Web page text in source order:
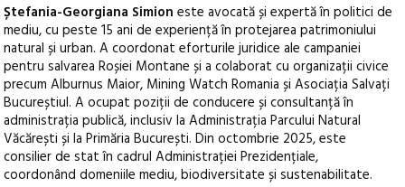
Ștefania-Georgiana Simion este avocată și expertă în politici de
mediu, cu peste 15 ani de experiență în protejarea patrimoniului
natural și urban. A coordonat eforturile juridice ale campaniei
pentru salvarea Roșiei Montane și a colaborat cu organizații civice
precum Alburnus Maior, Mining Watch Romania și Asociația Salvați
Bucureștiul. A ocupat poziții de conducere și consultanță în
administrația publică, inclusiv la Administrația Parcului Natural
Văcărești și la Primăria București. Din octombrie 2025, este
consilier de stat în cadrul Administrației Prezidențiale,
coordonând domeniile mediu, biodiversitate și sustenabilitate.